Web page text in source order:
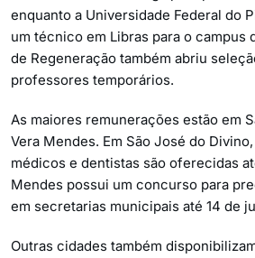
enquanto a Universidade Federal do
um técnico em Libras para o campus
de Regeneração também abriu
professores temporários.
As maiores remunerações estão em
Vera Mendes. Em São José do
médicos e dentistas são oferecidas
Mendes possui um concurso para
em secretarias municipais até 14 de
Outras cidades também